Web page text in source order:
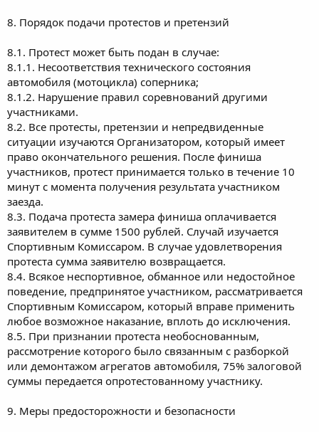
8. Порядок подачи протестов и претензий
8.1. Протест может быть подан в случае:
8.1.1. Несоответствия технического состояния
автомобиля (мотоцикла) соперника;
8.1.2. Нарушение правил соревнований другими
участниками.
8.2. Все протесты, претензии и непредвиденные
ситуации изучаются Организатором, который имеет
право окончательного решения. После финиша
участников, протест принимается только в течение 10
минут с момента получения результата участником
заезда.
8.3. Подача протеста замера финиша оплачивается
заявителем в сумме 1500 рублей. Случай изучается
Спортивным Комиссаром. В случае удовлетворения
протеста сумма заявителю возвращается.
8.4. Всякое неспортивное, обманное или недостойное
поведение, предпринятое участником, рассматривается
Спортивным Комиссаром, который вправе применить
любое возможное наказание, вплоть до исключения.
8.5. При признании протеста необоснованным,
рассмотрение которого было связанным с разборкой
или демонтажом агрегатов автомобиля, 75% залоговой
суммы передается опротестованному участнику.
9. Меры предосторожности и безопасности